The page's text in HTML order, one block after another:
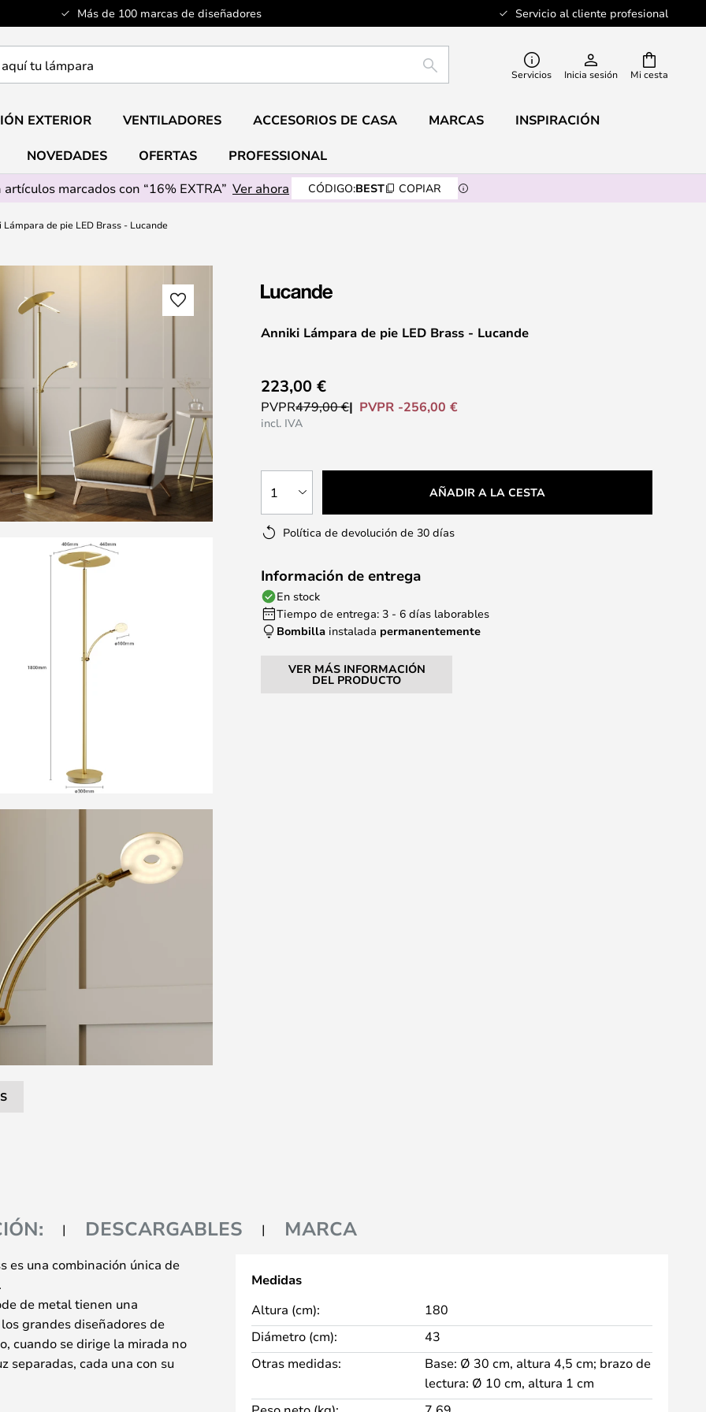
Más de 100 marcas de diseñadores Servicio al cliente profesional
Mi cesta
BUSCAR Servicios Inicia sesión
EXTERIOR VENTILADORES ACCESORIOS DE CASA MARCAS INSPIRACIÓN
NOVEDADES OFERTAS
PROFESSIONAL
artículos marcados con “16% EXTRA” Ver ahora CÓDIGO:BEST COPIAR
Lámpara de pie LED Brass - Lucande
Anniki Lámpara de pie LED Brass - Lucande
223,00 €
PVPR479,00 € PVPR -256,00 €
incl. IVA
1 AÑADIR A LA CESTA
Política de devolución de 30 días
Información de entrega
En stock
Tiempo de entrega: 3 - 6 días laborables
Bombilla instalada permanentemente
VER MÁS INFORMACIÓN
DEL PRODUCTO
DESCARGABLES MARCA
es una combinación única de
de metal tienen una
grandes diseñadores de
cuando se dirige la mirada no
separadas, cada una con su
de iluminación del
Medidas
Altura (cm):
180
Diámetro (cm):
43
Otras medidas:
Base: Ø 30 cm, altura 4,5 cm; brazo de
lectura: Ø 10 cm, altura 1 cm